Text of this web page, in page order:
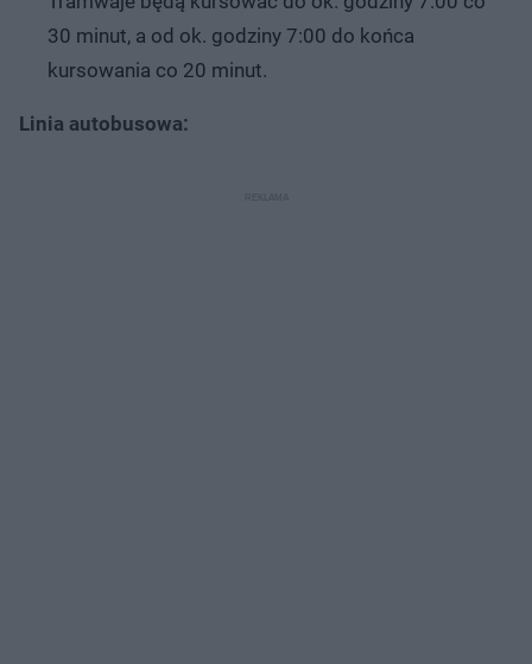
30 minut, a od ok. godziny 7:00 do końca
kursowania co 20 minut.
Linia autobusowa: